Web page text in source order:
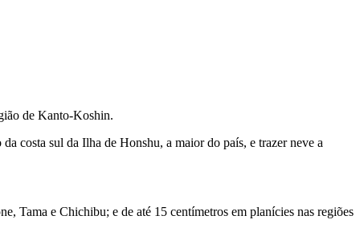
de Kanto-Koshin.
costa sul da Ilha de Honshu, a maior do país, e trazer neve a
Tama e Chichibu; e de até 15 centímetros em planícies nas regiões